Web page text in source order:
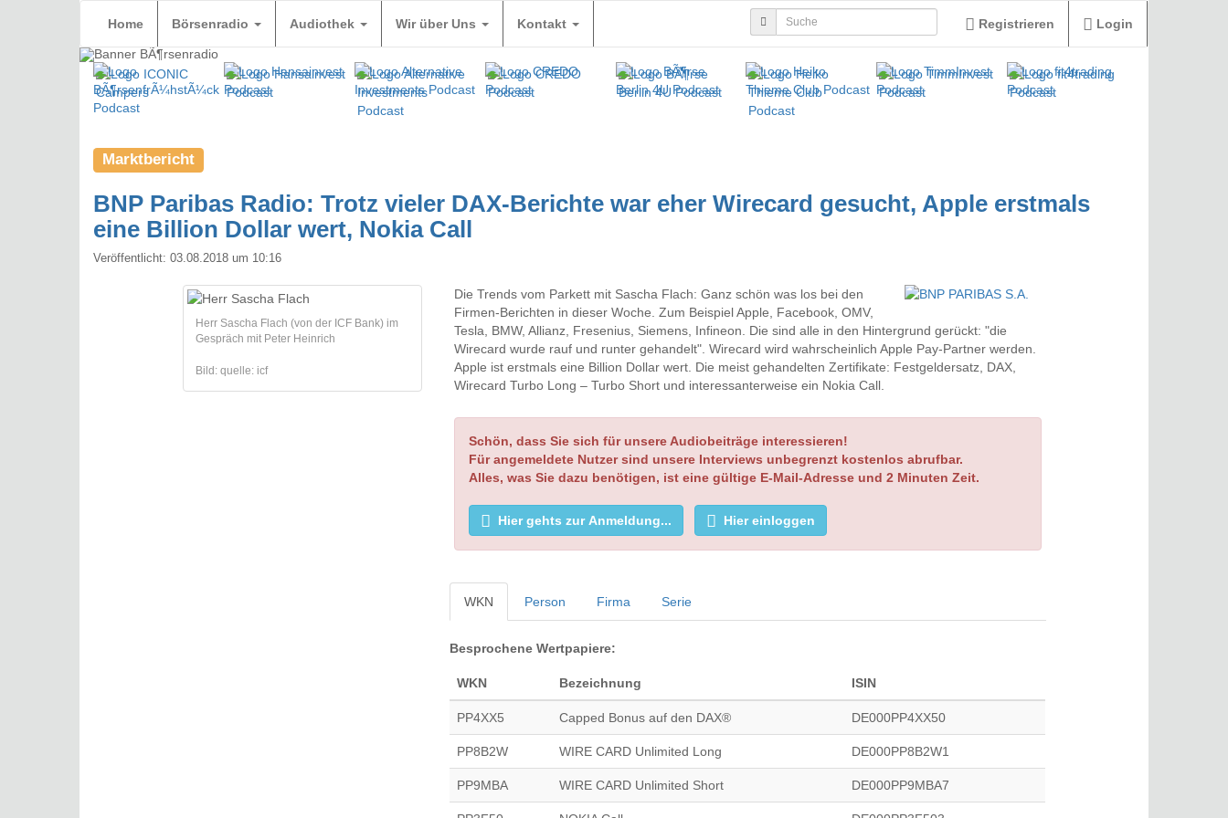
Home Börsenradio Audiothek Wir über Uns Kontakt Registrieren Login
Marktbericht
BNP Paribas Radio: Trotz vieler DAX-Berichte war eher Wirecard gesucht, Apple erstmals
eine Billion Dollar wert, Nokia Call
Veröffentlicht: 03.08.2018 um 10:16
Herr Sascha Flach (von der ICF Bank) im
Gespräch mit Peter Heinrich
Bild: quelle: icf
Die Trends vom Parkett mit Sascha Flach: Ganz schön was los bei den
Firmen-Berichten in dieser Woche. Zum Beispiel Apple, Facebook, OMV,
Tesla, BMW, Allianz, Fresenius, Siemens, Infineon. Die sind alle in den Hintergrund gerückt: "die
Wirecard wurde rauf und runter gehandelt". Wirecard wird wahrscheinlich Apple Pay-Partner werden.
Apple ist erstmals eine Billion Dollar wert. Die meist gehandelten Zertifikate: Festgeldersatz, DAX,
Wirecard Turbo Long – Turbo Short und interessanterweise ein Nokia Call.
Schön, dass Sie sich für unsere Audiobeiträge interessieren!
Für angemeldete Nutzer sind unsere Interviews unbegrenzt kostenlos abrufbar.
Alles, was Sie dazu benötigen, ist eine gültige E-Mail-Adresse und 2 Minuten Zeit.
Hier gehts zur Anmeldung... Hier einloggen
WKN Person Firma Serie
Besprochene Wertpapiere:
WKN Bezeichnung ISIN
PP4XX5 Capped Bonus auf den DAX® DE000PP4XX50
PP8B2W WIRE CARD Unlimited Long DE000PP8B2W1
PP9MBA WIRE CARD Unlimited Short DE000PP9MBA7